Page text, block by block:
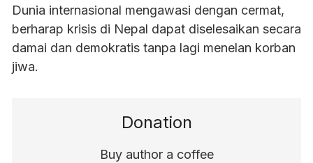
Dunia internasional mengawasi dengan cermat,
berharap krisis di Nepal dapat diselesaikan secara
damai dan demokratis tanpa lagi menelan korban
jiwa.
Donation
Buy author a coffee